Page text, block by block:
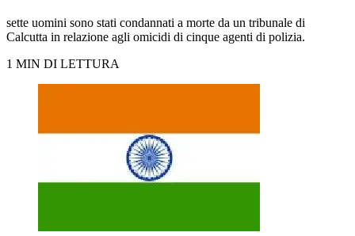
sette uomini sono stati condannati a morte da un tribunale di
Calcutta in relazione agli omicidi di cinque agenti di polizia.
1 MIN DI LETTURA